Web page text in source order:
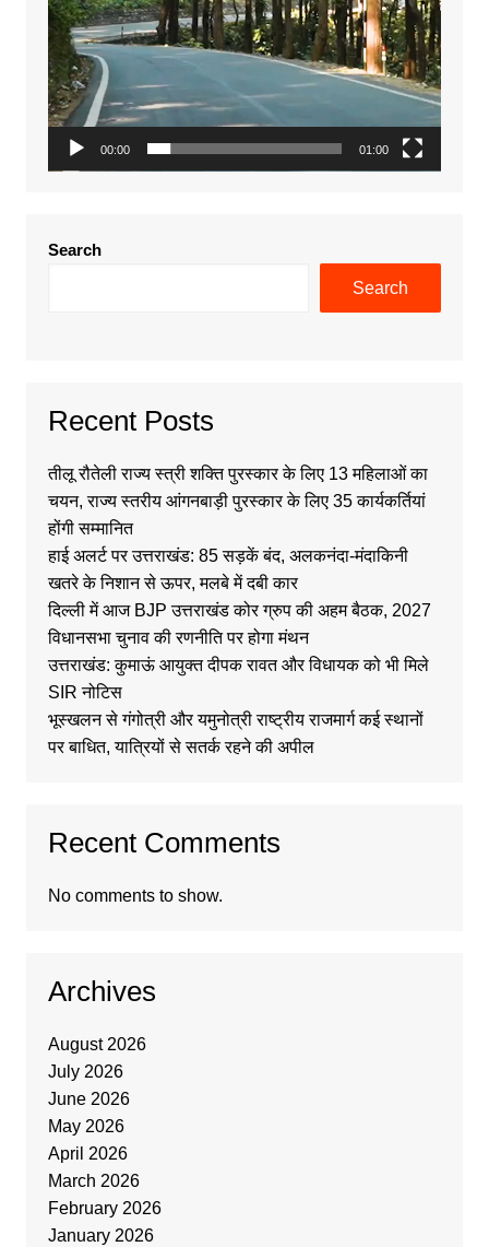
00:00 01:00
Search
Search
Recent Posts
तीलू रौतेली राज्य स्त्री शक्ति पुरस्कार के लिए 13 महिलाओं का
चयन, राज्य स्तरीय आंगनबाड़ी पुरस्कार के लिए 35 कार्यकर्तियां
होंगी सम्मानित
हाई अलर्ट पर उत्तराखंड: 85 सड़कें बंद, अलकनंदा-मंदाकिनी
खतरे के निशान से ऊपर, मलबे में दबी कार
दिल्ली में आज BJP उत्तराखंड कोर ग्रुप की अहम बैठक, 2027
विधानसभा चुनाव की रणनीति पर होगा मंथन
उत्तराखंड: कुमाऊं आयुक्त दीपक रावत और विधायक को भी मिले
SIR नोटिस
भूस्खलन से गंगोत्री और यमुनोत्री राष्ट्रीय राजमार्ग कई स्थानों
पर बाधित, यात्रियों से सतर्क रहने की अपील
Recent Comments
No comments to show.
Archives
August 2026
July 2026
June 2026
May 2026
April 2026
March 2026
February 2026
January 2026